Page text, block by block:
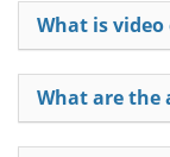
What is
What are the